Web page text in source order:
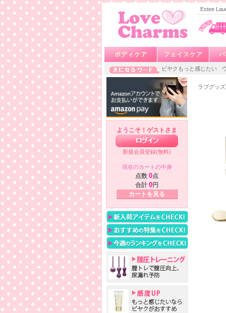
Estee
ボディケア フェイスケア
ビヤクもっと感じたい
ようこそ！ゲストさま
新規会員登録(無料)
現在のカートの中身
点数 0点
合計 0円
カートを見る
ラブグッ